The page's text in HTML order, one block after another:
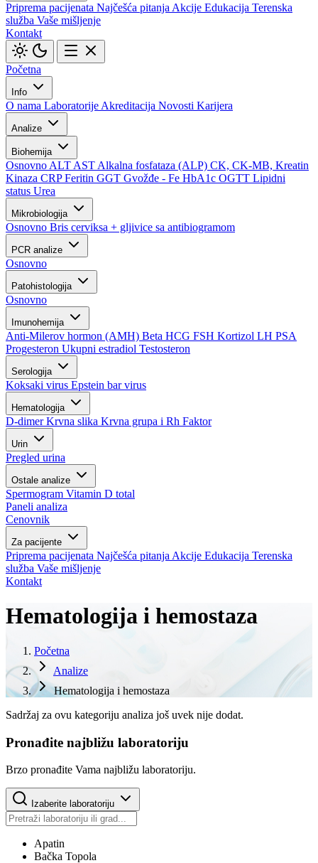
Priprema pacijenata Najčešća pitanja Akcije Edukacija Terenska
služba Vaše mišljenje
Kontakt
Početna
Info
O nama Laboratorije Akreditacija Novosti Karijera
Analize
Biohemija
Osnovno ALT AST Alkalna fosfataza (ALP) CK, CK-MB, Kreatin
Kinaza CRPFeritin GGT Gvožđe - Fe HbA1c OGTT Lipidni
status Urea
Mikrobiologija
Osnovno Bris cerviksa + gljivice sa antibiogramom
PCR analize
Osnovno
Patohistologija
Osnovno
Imunohemija
Anti-Milerov hormon (AMH) Beta HCG FSH Kortizol LH PSA
Progesteron Ukupni estradiol Testosteron
Serologija
Koksaki virus Epstein bar virus
Hematologija
D-dimerKrvna slika Krvna grupa i Rh Faktor
Urin
Pregled urina
Ostale analize
Spermogram Vitamin D total
Paneli analiza
Cenovnik
Za pacijente
Priprema pacijenata Najčešća pitanja Akcije Edukacija Terenska
služba Vaše mišljenje
Kontakt
Hematologija i hemostaza
Početna
Analize
Hematologija i hemostaza
Sadržaj za ovu kategoriju analiza još uvek nije dodat.
Pronađite najbližu laboratoriju
Brzo pronađite Vama najbližu laboratoriju.
Izaberite laboratoriju
Apatin
Bačka Topola